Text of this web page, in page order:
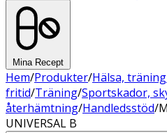
Mina Recept
Hem/Produkter/Hälsa,
fritid/Träning/Sportskador,
återhämtning/Handledsstöd/
UNIVERSAL B